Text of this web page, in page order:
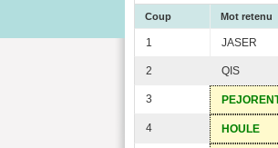
Coup Mot retenu
1 JASER
2 QIS
3
4 HOULE